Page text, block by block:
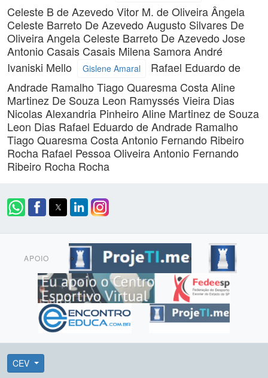
Celeste B de Azevedo Vitor M. de OliveiraÂngela
Celeste Barreto De Azevedo Augusto Silvares De
OliveiraAngela Celeste Barreto De Azevedo Jose
Antonio Casais Casais Milena SamoraAndré
Ivaniski Mello
Gislene Amaral
Rafael Eduardo de
Andrade Ramalho Tiago Quaresma CostaAline
Martinez De Souza Leon Ramyssés Vieira Dias
Nicolas Alexandria Pinheiro Aline Martinez de Souza
Leon Dias Rafael Eduardo de Andrade Ramalho
Tiago Quaresma CostaAntonio Fernando Ribeiro
Rocha Rafael Pessoa OliveiraAntonio Fernando
Ribeiro Rocha Rocha
APOIO
CEV